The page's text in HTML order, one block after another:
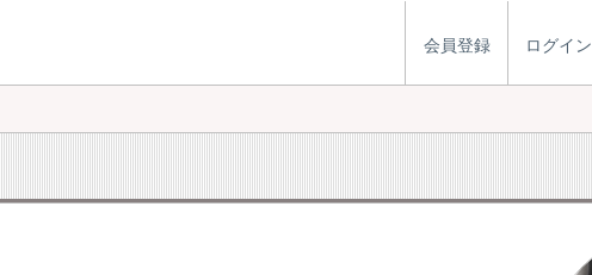
会員登録 ログイン